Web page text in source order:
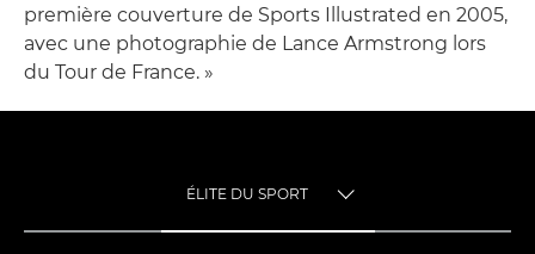
première couverture de Sports Illustrated en 2005,
avec une photographie de Lance Armstrong lors
du Tour de France. »
ÉLITE DU SPORT